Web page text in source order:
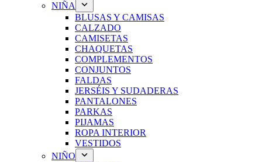
NIÑA
BLUSAS Y CAMISAS
CALZADO
CAMISETAS
CHAQUETAS
COMPLEMENTOS
CONJUNTOS
FALDAS
JERSÉIS Y SUDADERAS
PANTALONES
PARKAS
PIJAMAS
ROPA INTERIOR
VESTIDOS
NIÑO